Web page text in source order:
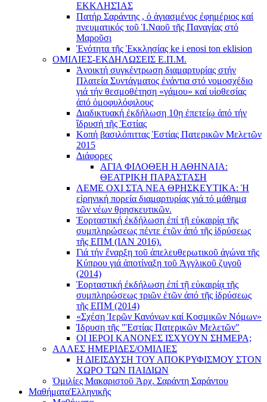
ΕΚΚΛΗΣΊΑΣ
Πατήρ Σαράντης , ὁ ἁγιασμένος ἐφημέριος καί
πνευματικός τοῦ Ἱ.Ναοῦ τῆς Παναγίας στό
Μαροῦσι
Ἑνότητα τῆς Ἐκκλησίας ke i enosi ton eklision
ΟΜΙΛΙΕΣ-ΕΚΔΗΛΩΣΕΙΣ Ε.Π.Μ.
Ἀνοικτή συγκέντρωση διαμαρτυρίας στήν
Πλατεία Συντάγματος ἐνάντια στό νομοσχέδιο
γιά τήν θεσμοθέτηση «γάμου» καί υἱοθεσίας
ἀπό ὁμοφυλόφιλους
Διαδικτυακή ἐκδήλωση 10ῃ ἐπετείῳ ἀπό τήν
ἵδρυσή τῆς Ἑστίας
Κοπή βασιλόπιττας Ἑστίας Πατερικῶν Μελετῶν
2015
Διάφορες
ΑΓΙΑ ΦΙΛΟΘΕΗ Η ΑΘΗΝΑΙΑ:
ΘΕΑΤΡΙΚΗ ΠΑΡΑΣΤΑΣΗ
ΛΕΜΕ ΟΧΙ ΣΤΑ ΝΕΑ ΘΡΗΣΚΕΥΤΙΚΑ: Ἡ
εἰρηνική πορεία διαμαρτυρίας γιά τό μάθημα
τῶν νέων θρησκευτικῶν.
Ἑορταστική ἐκδήλωση ἐπί τῇ εὐκαιρίᾳ τῆς
συμπληρώσεως πέντε ἐτῶν ἀπό τῆς ἱδρύσεως
τῆς ΕΠΜ (ΙΑΝ 2016).
Γιά τήν ἔναρξη τοῦ ἀπελευθερωτικοῦ ἀγώνα τῆς
Κύπρου γιά ἀποτίναξη τοῦ Ἀγγλικοῦ ζυγοῦ
(2014)
Ἑορταστική ἐκδήλωση ἐπί τῇ εὐκαιρίᾳ τῆς
συμπληρώσεως τριῶν ἐτῶν ἀπό τῆς ἱδρύσεως
τῆς ΕΠΜ (2014)
«Σχέση Ἱερῶν Κανόνων καί Κοσμικῶν Νόμων»
Ίδρυση τῆς "Ἑστίας Πατερικῶν Μελετῶν"
ΟΙ ΙΕΡΟΙ ΚΑΝΟΝΕΣ ΙΣΧΥΟΥΝ ΣΗΜΕΡΑ;
ΑΛΛΕΣ ΗΜΕΡΙΔΕΣ/ΟΜΙΛΙΕΣ
Η ΔΙΕΙΣΔΥΣΗ ΤΟΥ ΑΠΟΚΡΥΦΙΣΜΟΥ ΣΤΟΝ
ΧΩΡΟ ΤΩΝ ΠΑΙΔΙΩΝ
Ὁμιλίες Μακαριστοῦ Ἀρχ. Σαράντη Σαράντου
ΜαθήματαἙλληνικῆς